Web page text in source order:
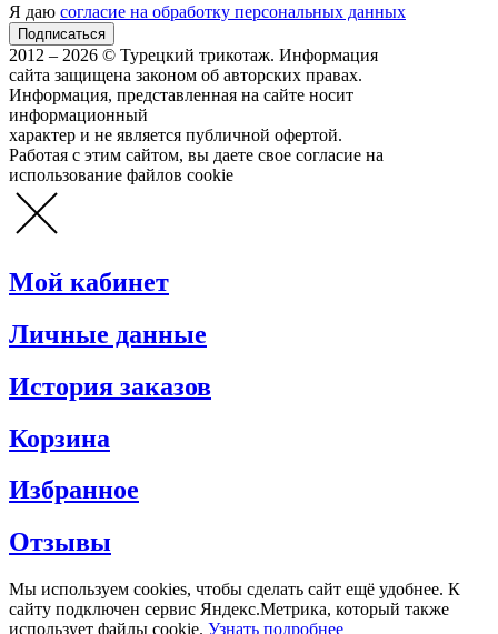
Я даю согласие на обработку персональных данных
2012 – 2026 © Турецкий трикотаж. Информация
сайта защищена законом об авторских правах.
Информация, представленная на сайте носит
информационный
характер и не является публичной офертой.
Работая с этим сайтом, вы даете свое согласие на
использование файлов cookie
Мой кабинет
Личные данные
История заказов
Корзина
Избранное
Отзывы
Мы используем cookies, чтобы сделать сайт ещё удобнее. К
сайту подключен сервис Яндекс.Метрика, который также
использует файлы cookie. Узнать подробнее